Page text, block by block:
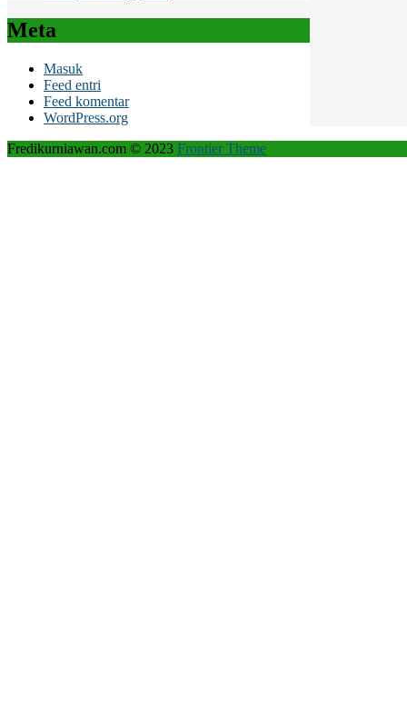
Meta
Masuk
Feed entri
Feed komentar
WordPress.org
Fredikurniawan.com © 2023 Frontier Theme